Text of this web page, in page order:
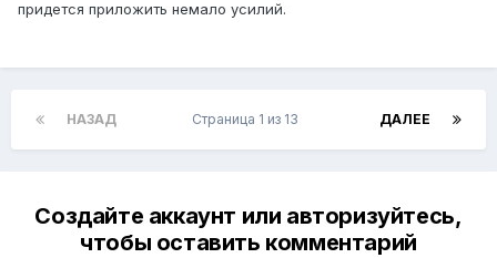
придется приложить немало усилий.
НАЗАД ДАЛЕЕ
Страница 1 из 13
Создайте аккаунт или авторизуйтесь,
чтобы оставить комментарий